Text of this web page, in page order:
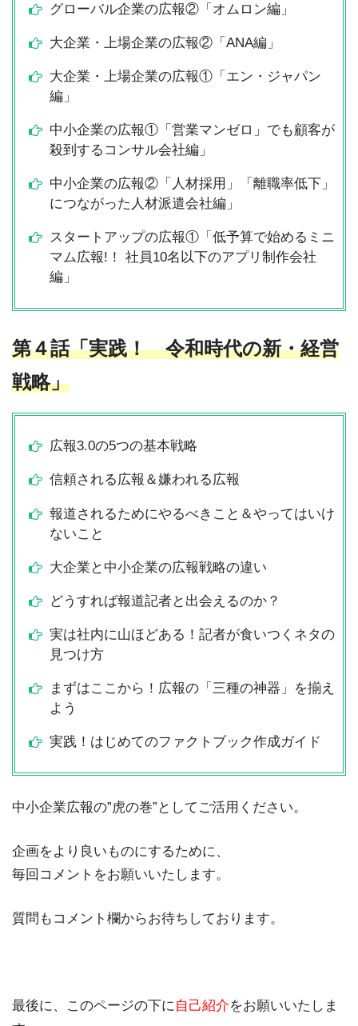
グローバル企業の広報②「オムロン編」
大企業・上場企業の広報②「ANA編」
大企業・上場企業の広報①「エン・ジャパン
編」
中小企業の広報①「営業マンゼロ」でも顧客が
殺到するコンサル会社編」
中小企業の広報②「人材採用」「離職率低下」
につながった人材派遣会社編」
スタートアップの広報①「低予算で始めるミニ
マム広報!！ 社員10名以下のアプリ制作会社
編」
第４話「実践！ 令和時代の新・経営
戦略」
広報3.0の5つの基本戦略
信頼される広報＆嫌われる広報
報道されるためにやるべきこと＆やってはいけ
ないこと
大企業と中小企業の広報戦略の違い
どうすれば報道記者と出会えるのか？
実は社内に山ほどある！記者が食いつくネタの
見つけ方
まずはここから！広報の「三種の神器」を揃え
よう
実践！はじめてのファクトブック作成ガイド
中小企業広報の”虎の巻”としてご活用ください。
企画をより良いものにするために、
毎回コメントをお願いいたします。
質問もコメント欄からお待ちしております。
最後に、このページの下に自己紹介をお願いいたしま